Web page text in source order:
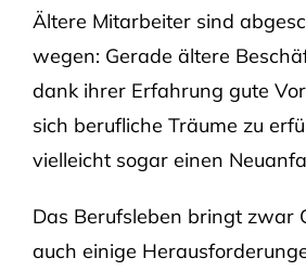
Ältere Mitarbeiter sind
wegen: Gerade ältere
dank ihrer Erfahrung gute
sich berufliche Träume zu
vielleicht sogar einen
Das Berufsleben bringt zwar
auch einige